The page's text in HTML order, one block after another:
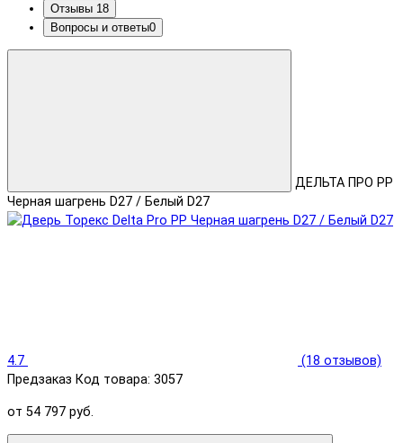
Отзывы 18
Вопросы и ответы0
ДЕЛЬТА ПРО PP
Черная шагрень D27 / Белый D27
4.7
(18 отзывов)
Предзаказ Код товара: 3057
от 54 797 руб.